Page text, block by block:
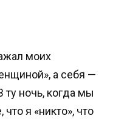
моих
а себя —
ту ночь, когда мы
я «никто», что